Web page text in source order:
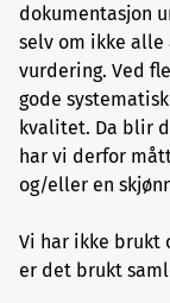
dokumentasjon
selv om ikke alle
vurdering. Ved
gode
kvalitet. Da blir
har vi derfor
og/eller en
Vi har ikke brukt
er det brukt